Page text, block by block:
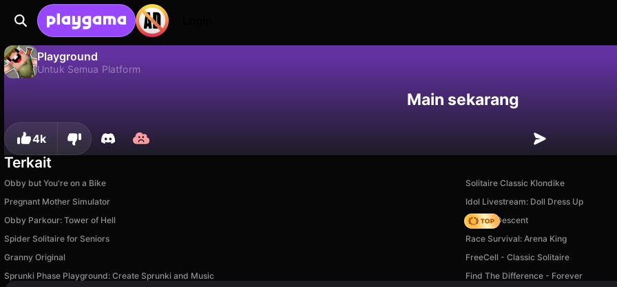
Playground
Untuk Semua Platform
Main sekarang
4k
Terkait
Obby but You're on a Bike
Solitaire Classic Klondike
Pregnant Mother Simulator
Idol Livestream: Doll Dress Up
Obby Parkour: Tower of Hell
Deadly Descent
Spider Solitaire for Seniors
Race Survival: Arena King
Granny Original
FreeCell - Classic Solitaire
Sprunki Phase Playground: Create Sprunki and Music
Find The Difference - Forever